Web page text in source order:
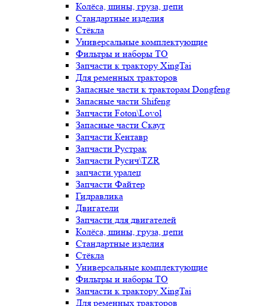
Колёса, шины, груза, цепи
Стандартные изделия
Стёкла
Универсальные комплектующие
Фильтры и наборы ТО
Запчасти к трактору XingTai
Для ременных тракторов
Запасные части к тракторам Dongfeng
Запасные части Shifeng
Запчасти Foton\Lovol
Запасные части Скаут
Запчасти Кентавр
Запчасти Рустрак
Запчасти Русич\TZR
запчасти уралец
Запчасти Файтер
Гидравлика
Двигатели
Запчасти для двигателей
Колёса, шины, груза, цепи
Стандартные изделия
Стёкла
Универсальные комплектующие
Фильтры и наборы ТО
Запчасти к трактору XingTai
Для ременных тракторов